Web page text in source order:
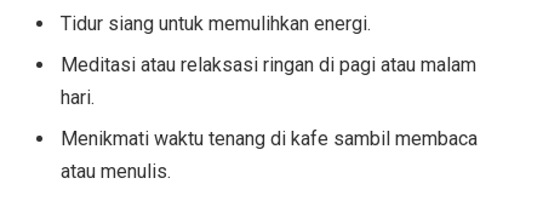
Tidur siang untuk memulihkan energi.
Meditasi atau relaksasi ringan di pagi atau malam
hari.
Menikmati waktu tenang di kafe sambil membaca
atau menulis.